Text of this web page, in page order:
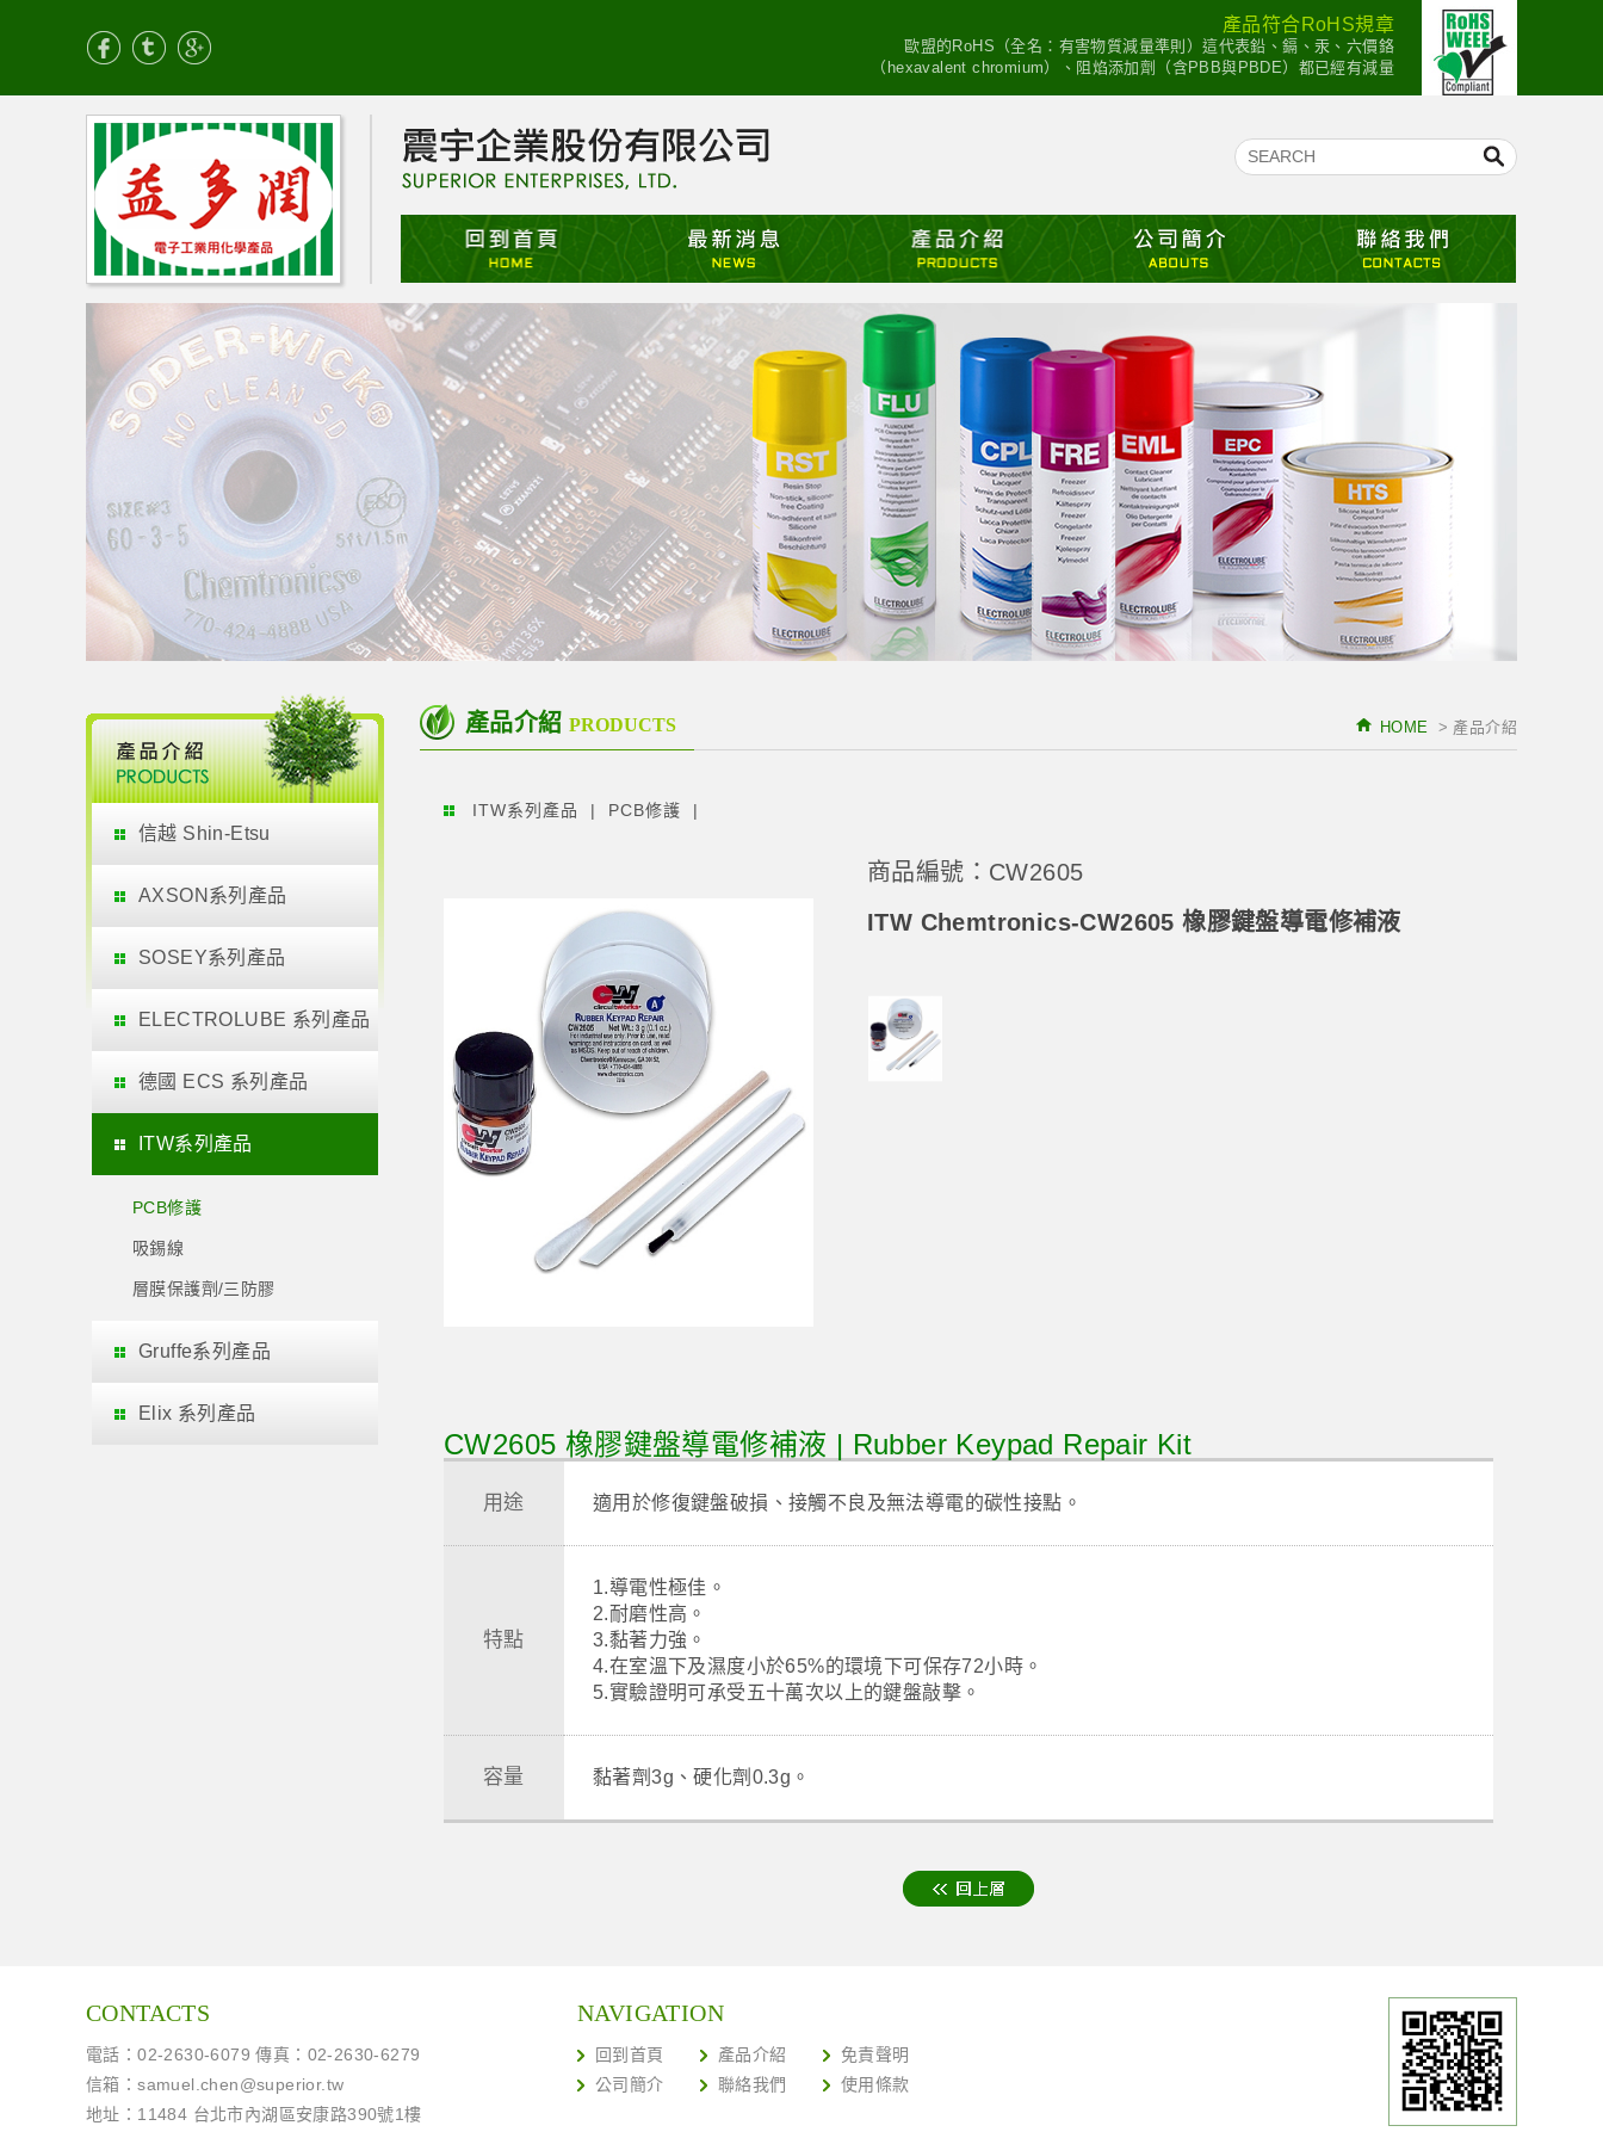
產品符合RoHS規章
歐盟的RoHS（全名：有害物質減量準則）這代表鉛、鎘、汞、六價鉻
（hexavalent chromium）、阻焰添加劑（含PBB與PBDE）都已經有減量
信越 Shin-Etsu
AXSON系列產品
SOSEY系列產品
ELECTROLUBE 系列產品
德國 ECS 系列產品
ITW系列產品
PCB修護
吸錫線
層膜保護劑/三防膠
Gruffe系列產品
Elix 系列產品
HOME > 產品介紹
產品介紹 PRODUCTS
ITW系列產品 PCB修護
商品編號：CW2605
ITW Chemtronics-CW2605 橡膠鍵盤導電修補液
CW2605 橡膠鍵盤導電修補液 | Rubber Keypad Repair Kit
用途 適用於修復鍵盤破損、接觸不良及無法導電的碳性接點。
特點
1.導電性極佳。
2.耐磨性高。
3.黏著力強。
4.在室溫下及濕度小於65%的環境下可保存72小時。
5.實驗證明可承受五十萬次以上的鍵盤敲擊。
容量 黏著劑3g、硬化劑0.3g。
CONTACTS
電話：02-2630-6079 傳真：02-2630-6279
信箱：samuel.chen@superior.tw
地址：11484 台北市內湖區安康路390號1樓
NAVIGATION
回到首頁 產品介紹
免責聲明
公司簡介
聯絡我們 使用條款